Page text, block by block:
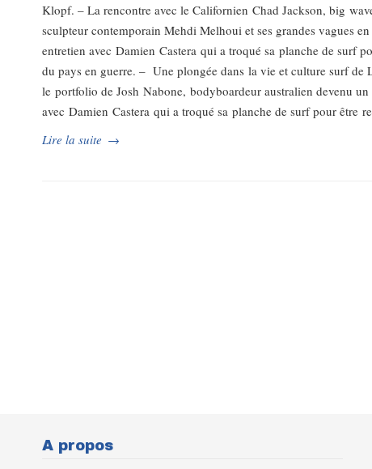
Klopf. – La rencontre avec le Californien Chad Jackson, big
sculpteur contemporain Mehdi Melhoui et ses grandes vagues
entretien avec Damien Castera qui a troqué sa planche de surf
du pays en guerre. – Une plongée dans la vie et culture surf
le portfolio de Josh Nabone, bodyboardeur australien devenu
avec Damien Castera qui a troqué sa planche de surf pour être
Lire la suite →
A propos